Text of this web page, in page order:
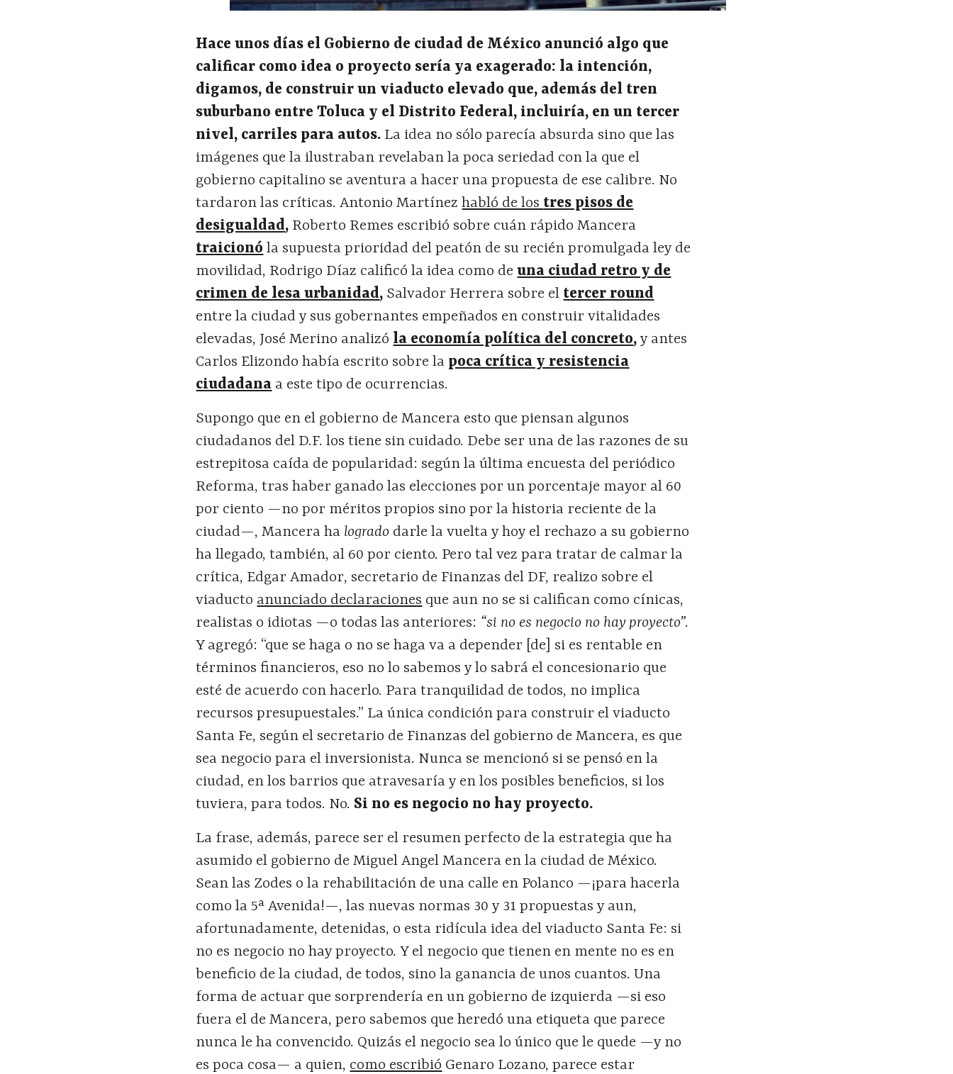
Hace unos días el Gobierno de ciudad de México anunció algo que
calificar como idea o proyecto sería ya exagerado: la intención,
digamos, de construir un viaducto elevado que, además del tren
suburbano entre Toluca y el Distrito Federal, incluiría, en un tercer
nivel, carriles para autos. La idea no sólo parecía absurda sino que las
imágenes que la ilustraban revelaban la poca seriedad con la que el
gobierno capitalino se aventura a hacer una propuesta de ese calibre. No
tardaron las críticas. Antonio Martínezhabló de los tres pisos de
desigualdad, Roberto Remes escribió sobre cuán rápido Mancera
traicionó la supuesta prioridad del peatón de su recién promulgada ley de
movilidad, Rodrigo Díaz calificó la idea como deuna ciudad retro y de
crimen de lesa urbanidad, Salvador Herrera sobre el tercer round
entre la ciudad y sus gobernantes empeñados en construir vitalidades
elevadas, José Merino analizó la economía política del concreto, y antes
Carlos Elizondo había escrito sobre la poca crítica y resistencia
ciudadana a este tipo de ocurrencias.
Supongo que en el gobierno de Mancera esto que piensan algunos
ciudadanos del D.F. los tiene sin cuidado. Debe ser una de las razones de su
estrepitosa caída de popularidad: según la última encuesta del periódico
Reforma, tras haber ganado las elecciones por un porcentaje mayor al 60
por ciento —no por méritos propios sino por la historia reciente de la
ciudad—, Mancera ha logrado darle la vuelta y hoy el rechazo a su gobierno
ha llegado, también, al 60 por ciento. Pero tal vez para tratar de calmar la
crítica, Edgar Amador, secretario de Finanzas del DF, realizo sobre el
viaducto anunciado declaraciones que aun no se si califican como cínicas,
realistas o idiotas —o todas las anteriores: “si no es negocio no hay proyecto”.
Y agregó: “que se haga o no se haga va a depender [de] si es rentable en
términos financieros, eso no lo sabemos y lo sabrá el concesionario que
esté de acuerdo con hacerlo. Para tranquilidad de todos, no implica
recursos presupuestales.” La única condición para construir el viaducto
Santa Fe, según el secretario de Finanzas del gobierno de Mancera, es que
sea negocio para el inversionista. Nunca se mencionó si se pensó en la
ciudad, en los barrios que atravesaría y en los posibles beneficios, si los
tuviera, para todos. No. Si no es negocio no hay proyecto.
La frase, además, parece ser el resumen perfecto de la estrategia que ha
asumido el gobierno de Miguel Angel Mancera en la ciudad de México.
Sean las Zodes o la rehabilitación de una calle en Polanco —¡para hacerla
como la 5ª Avenida!—, las nuevas normas 30 y 31 propuestas y aun,
afortunadamente, detenidas, o esta ridícula idea del viaducto Santa Fe: si
no es negocio no hay proyecto. Y el negocio que tienen en mente no es en
beneficio de la ciudad, de todos, sino la ganancia de unos cuantos. Una
forma de actuar que sorprendería en un gobierno de izquierda —si eso
fuera el de Mancera, pero sabemos que heredó una etiqueta que parece
nunca le ha convencido. Quizás el negocio sea lo único que le quede —y no
es poca cosa— a quien, como escribió Genaro Lozano, parece estar